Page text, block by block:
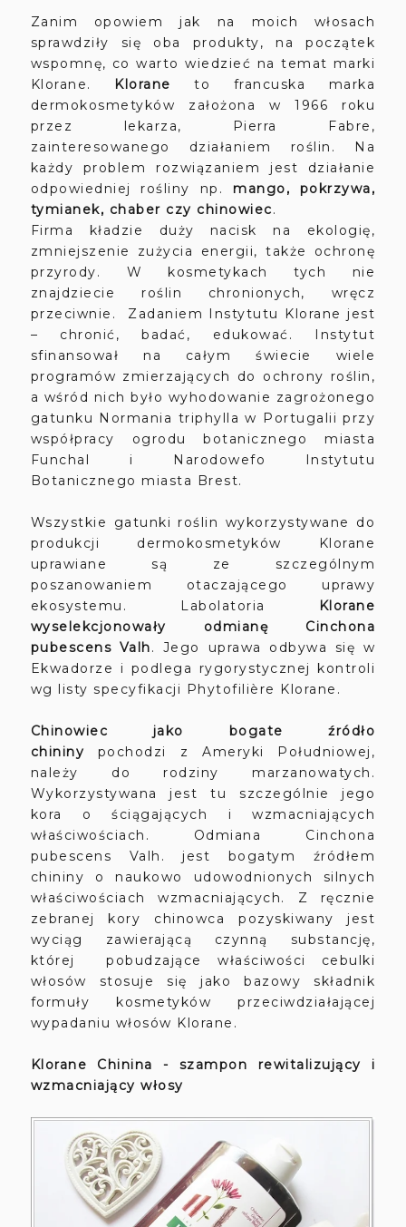
Zanim opowiem jak na moich włosach
sprawdziły się oba produkty, na początek
wspomnę, co warto wiedzieć na temat marki
Klorane.
Klorane to francuska marka
dermokosmetyków założona w 1966 roku
przez lekarza, Pierra Fabre,
zainteresowanego działaniem roślin. Na
każdy problem rozwiązaniem jest działanie
odpowiedniej rośliny np. mango, pokrzywa,
tymianek, chaber czy chinowiec.
Firma kładzie duży nacisk na ekologię,
zmniejszenie zużycia energii, także ochronę
przyrody. W kosmetykach tych nie
znajdziecie roślin chronionych, wręcz
przeciwnie. Zadaniem Instytutu Klorane jest
– chronić, badać, edukować. Instytut
sfinansował na całym świecie wiele
programów zmierzających do ochrony roślin,
a wśród nich było wyhodowanie zagrożonego
gatunku Normania triphylla w Portugalii przy
współpracy ogrodu botanicznego miasta
Funchal i Narodowefo Instytutu
Botanicznego miasta Brest.
Wszystkie gatunki roślin wykorzystywane do
produkcji dermokosmetyków Klorane
uprawiane są ze szczególnym
poszanowaniem otaczającego uprawy
ekosystemu. Labolatoria
Klorane
wyselekcjonowały odmianę Cinchona
pubescens Valh. Jego uprawa odbywa się w
Ekwadorze i podlega rygorystycznej kontroli
wg listy specyfikacji Phytofilière Klorane.
Chinowiec jako bogate źródło
chininy pochodzi z Ameryki Południowej,
należy do rodziny marzanowatych.
Wykorzystywana jest tu szczególnie jego
kora o ściągających i wzmacniających
właściwościach. Odmiana Cinchona
pubescens Valh. jest bogatym źródłem
chininy o naukowo udowodnionych silnych
właściwościach wzmacniających. Z ręcznie
zebranej kory chinowca pozyskiwany jest
wyciąg zawierającą czynną substancję,
której pobudzające właściwości cebulki
włosów stosuje się jako bazowy składnik
formuły kosmetyków przeciwdziałającej
wypadaniu włosów Klorane.
Klorane Chinina - szampon rewitalizujący i
wzmacniający włosy